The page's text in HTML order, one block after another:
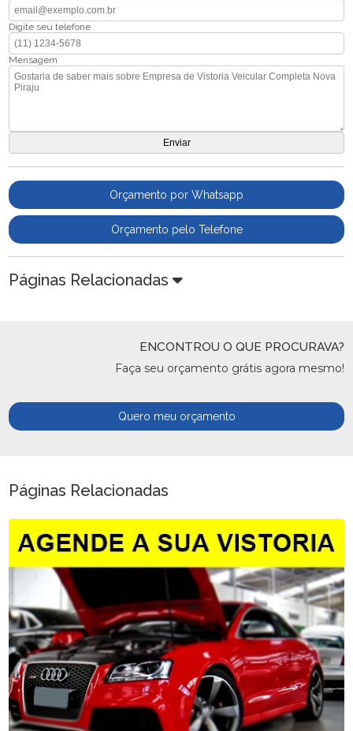
Digite seu telefone
Mensagem
Orçamento por Whatsapp
Orçamento pelo Telefone
Páginas Relacionadas
ENCONTROU O QUE PROCURAVA?
Faça seu orçamento grátis agora mesmo!
Quero meu orçamento
Páginas Relacionadas